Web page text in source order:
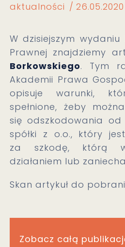
aktualności 26.05.2020
W dzisiejszym wydaniu
Prawnej znajdziemy
Borkowskiego. Tym
Akademii Prawa
opisuje warunki,
spełnione, żeby
się odszkodowania od
spółki z o.o., który
za szkodę, którą
działaniem lub
Skan artykuł do
Zobacz całą